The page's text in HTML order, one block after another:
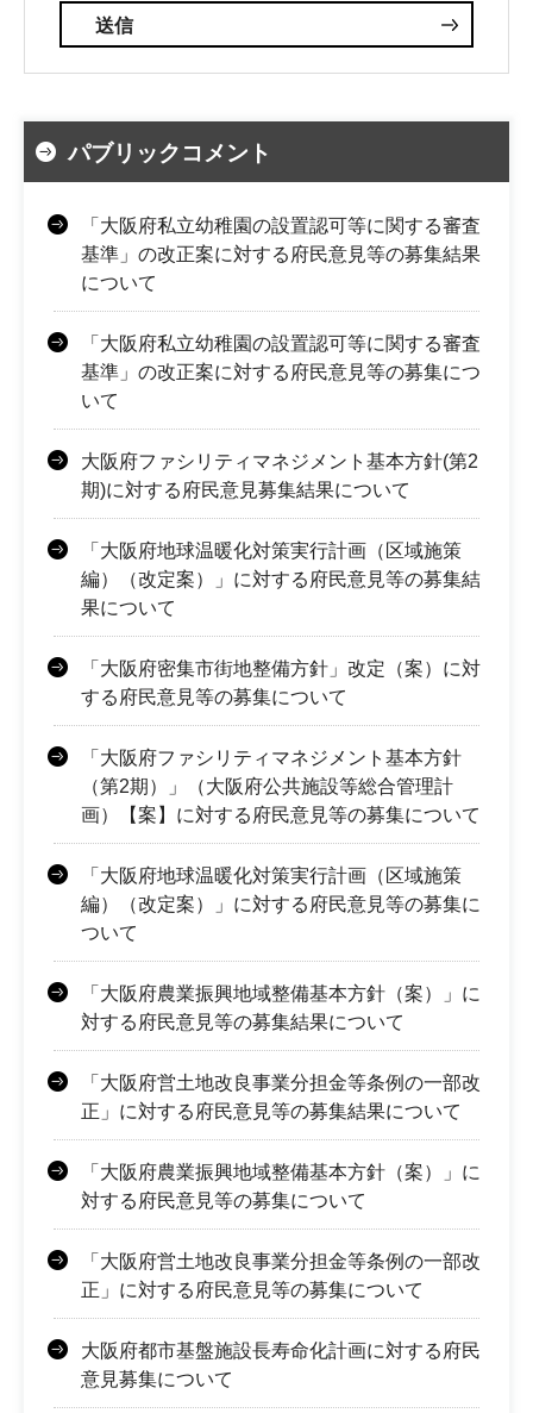
パブリックコメント
「大阪府私立幼稚園の設置認可等に関する審査
基準」の改正案に対する府民意見等の募集結果
について
「大阪府私立幼稚園の設置認可等に関する審査
基準」の改正案に対する府民意見等の募集につ
いて
大阪府ファシリティマネジメント基本方針(第2
期)に対する府民意見募集結果について
「大阪府地球温暖化対策実行計画（区域施策
編）（改定案）」に対する府民意見等の募集結
果について
「大阪府密集市街地整備方針」改定（案）に対
する府民意見等の募集について
「大阪府ファシリティマネジメント基本方針
（第2期）」（大阪府公共施設等総合管理計
画）【案】に対する府民意見等の募集について
「大阪府地球温暖化対策実行計画（区域施策
編）（改定案）」に対する府民意見等の募集に
ついて
「大阪府農業振興地域整備基本方針（案）」に
対する府民意見等の募集結果について
「大阪府営土地改良事業分担金等条例の一部改
正」に対する府民意見等の募集結果について
「大阪府農業振興地域整備基本方針（案）」に
対する府民意見等の募集について
「大阪府営土地改良事業分担金等条例の一部改
正」に対する府民意見等の募集について
大阪府都市基盤施設長寿命化計画に対する府民
意見募集について